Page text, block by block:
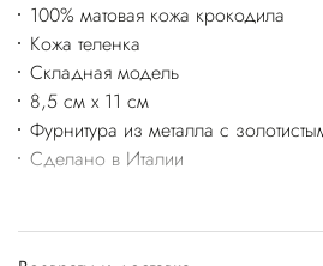
100% матовая кожа крокодила
Кожа теленка
Складная модель
8,5 см x 11 см
Фурнитура из металла с
Сделано в Италии